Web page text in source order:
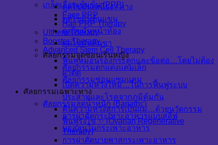
เกล็ดเลือดเข้มข้น (PRP)
Face PRP
Hair PRP Therapy
Ulthera Therapy
Booster Therapy
Advanced Stem Cell Therapy
ฟื้นฟูหมอนรองกระดูกและข้อต่อ…โดยไม่ต้อง
ผ่าตัด
เปิดความหวังใหม่…ในการฟื้นฟูระบบ
ประสาทและโรคจากภูมิคุ้มกัน
คืนความหวังสู่การเป็นแม่…ด้วยนวัตกรรม
ฟื้นฟูรังไข่ ✨ (Ovarian Regenerative
Therapy)
ดูดไขมันเหนียง / คาง
ดูดไขมันต้นแขน
ดูดไขมันหน้าท้อง
ดูดไขมันต้นขา
ศัลยกรรมจุดซ่อนเร้นหญิง
ศัลยกรรมตกแต่งแคมเล็ก
ศัลยกรรมซ่อมแซมแคม
ศัลยกรรมเฉพาะทาง
ศัลยกรรมลดน้ำหนัก (Bariatric)
การผ่าตัดกระเพาะอาหารแบบสลีฟ
บอลลูนในกระเพาะอาหาร
การผ่าตัดบายพาสกระเพาะอาหาร